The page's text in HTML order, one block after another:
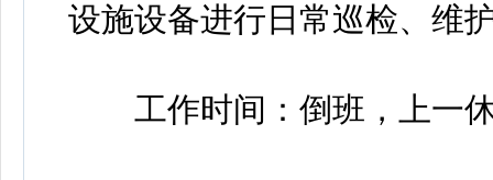
设施设备进行日常巡检、维
工作时间：倒班，上一